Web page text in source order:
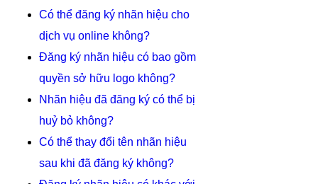
Có thể đăng ký nhãn hiệu cho
dịch vụ online không?
Đăng ký nhãn hiệu có bao gồm
quyền sở hữu logo không?
Nhãn hiệu đã đăng ký có thể bị
huỷ bỏ không?
Có thể thay đổi tên nhãn hiệu
sau khi đã đăng ký không?